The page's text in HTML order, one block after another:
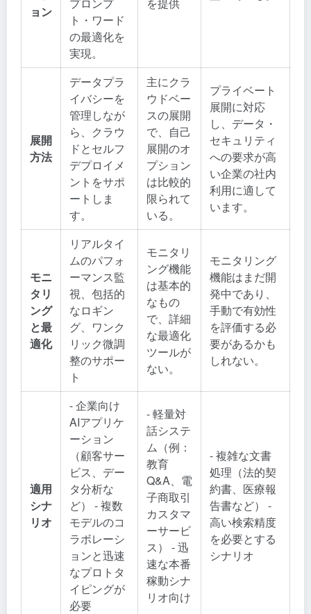
ョン
ト・ワード
の最適化を
実現。
展開
方法
データプラ
イバシーを
管理しなが
ら、クラウ
ドとセルフ
デプロイメ
ントをサポ
ートしま
す。
主にクラ
ウドベー
スの展開
で、自己
展開のオ
プション
は比較的
限られて
いる。
プライベート
展開に対応
し、データ・
セキュリティ
への要求が高
い企業の社内
利用に適して
います。
モニ
タリ
ング
と最
適化
リアルタイ
ムのパフォ
ーマンス監
視、包括的
なロギン
グ、ワンク
リック微調
整のサポー
ト
モニタリ
ング機能
は基本的
なもの
で、詳細
な最適化
ツールが
ない。
モニタリング
機能はまだ開
発中であり、
手動で有効性
を評価する必
要があるかも
しれない。
適用
シナ
リオ
- 企業向け
AIアプリケ
ーション
（顧客サー
ビス、デー
タ分析な
ど） - 複数
モデルのコ
ラボレーシ
ョンと迅速
なプロトタ
イピングが
必要
- 軽量対
話システ
ム（例：
教育
Q&A、電
子商取引
カスタマ
ーサービ
ス） - 迅
速な本番
稼動シナ
リオ向け
- 複雑な文書
処理（法的契
約書、医療報
告書など） -
高い検索精度
を必要とする
シナリオ